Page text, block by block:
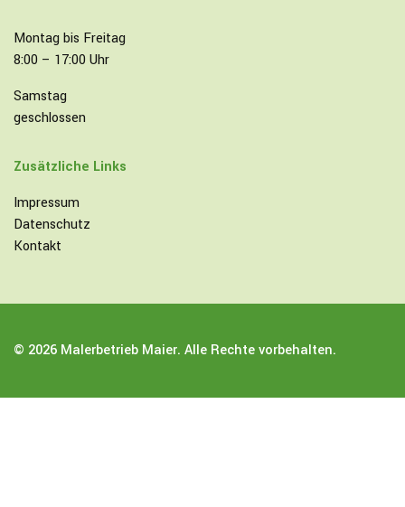
Montag bis Freitag
8:00 – 17:00 Uhr
Samstag
geschlossen
Zusätzliche Links
Impressum
Datenschutz
Kontakt
© 2026 Malerbetrieb Maier. Alle Rechte vorbehalten.